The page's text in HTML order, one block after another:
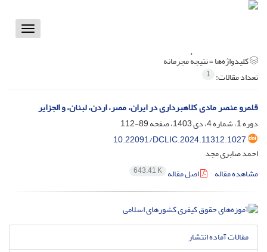
Toggle
کلیدواژه‌ها =نتیجهٔ مجرمانه
تعداد مقالات: 1
قلمرو عنصر مادی کلاهبرداری در ایران، مصر، اردن، لبنان، و الجزایر
دوره 1، شماره 4، دی 1403، صفحه
89-112
10.22091/DCLIC.2024.11312.1027
احمد صابری مجد
مشاهده مقاله
اصل مقاله 643.41 K
مقالات آماده انتشار